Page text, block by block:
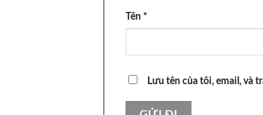
Tên *
Lưu tên của tôi, email, và